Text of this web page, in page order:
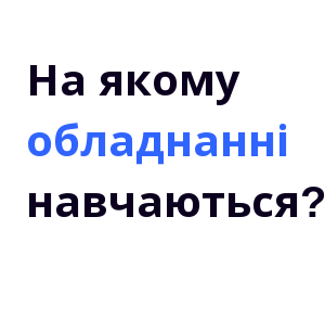
На якому
обладнанні
навчаються?